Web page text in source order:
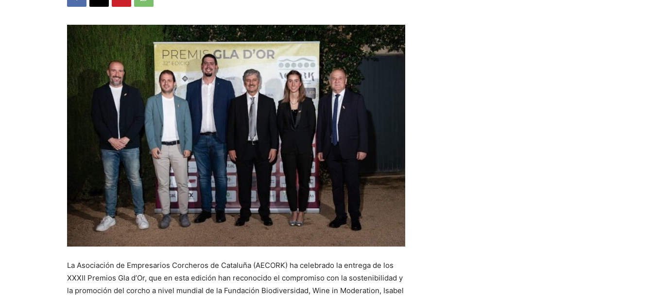
La Asociación de Empresarios Corcheros de Cataluña (AECORK) ha celebrado la entrega de los
XXXII Premios Gla d’Or, que en esta edición han reconocido el compromiso con la sostenibilidad y
la promoción del corcho a nivel mundial de la Fundación Biodiversidad, Wine in Moderation, Isabel